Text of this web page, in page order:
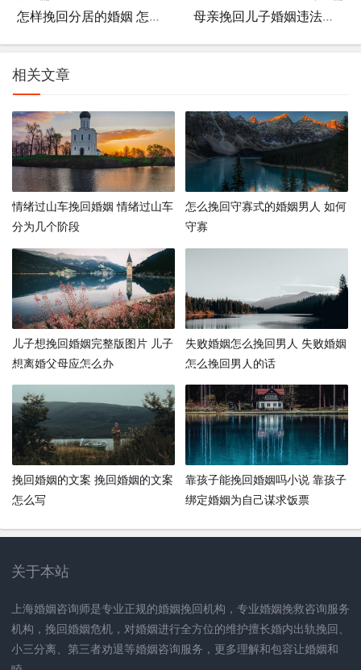
怎样挽回分居的婚姻 怎样挽回分居的婚姻呢 母亲挽回儿子婚姻违法吗 如何挽回儿子的婚姻
相关文章
情绪过山车挽回婚姻 情绪过山车
分为几个阶段
怎么挽回守寡式的婚姻男人 如何
守寡
儿子想挽回婚姻完整版图片 儿子
想离婚父母应怎么办
失败婚姻怎么挽回男人 失败婚姻
怎么挽回男人的话
挽回婚姻的文案 挽回婚姻的文案
怎么写
靠孩子能挽回婚姻吗小说 靠孩子
绑定婚姻为自己谋求饭票
关于本站
上海婚姻咨询师是专业正规的婚姻挽回机构，专业婚姻挽救咨询服务
机构，挽回婚姻危机，对婚姻进行全方位的维护擅长婚内出轨挽回、
小三分离、第三者劝退等婚姻咨询服务，更多理解和包容让婚姻和